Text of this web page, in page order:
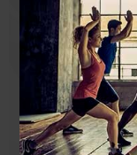
Я